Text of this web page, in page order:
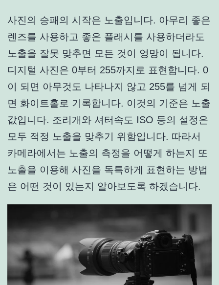
사진의 승패의 시작은 노출입니다. 아무리 좋은
렌즈를 사용하고 좋은 플래시를 사용하더라도
노출을 잘못 맞추면 모든 것이 엉망이 됩니다.
디지털 사진은 0부터 255까지로 표현합니다. 0
이 되면 아무것도 나타나지 않고 255를 넘게 되
면 화이트홀로 기록합니다. 이것의 기준은 노출
값입니다. 조리개와 셔터속도 ISO 등의 설정은
모두 적정 노출을 맞추기 위함입니다. 따라서
카메라에서는 노출의 측정을 어떻게 하는지 또
노출을 이용해 사진을 독특하게 표현하는 방법
은 어떤 것이 있는지 알아보도록 하겠습니다.